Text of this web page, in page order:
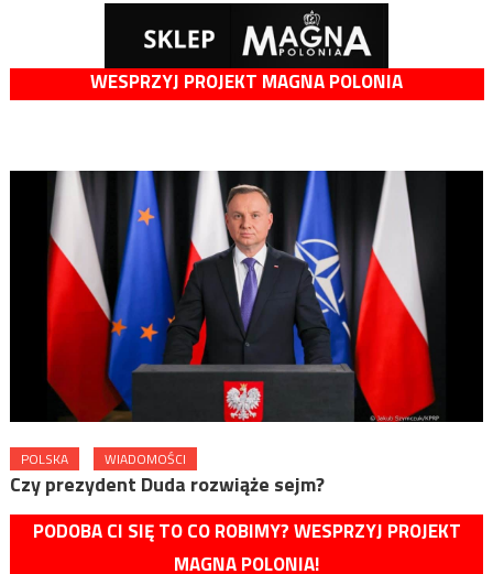
WESPRZYJ PROJEKT MAGNA POLONIA
POLSKA WIADOMOŚCI
Czy prezydent Duda rozwiąże sejm?
PODOBA CI SIĘ TO CO ROBIMY? WESPRZYJ PROJEKT
MAGNA POLONIA!